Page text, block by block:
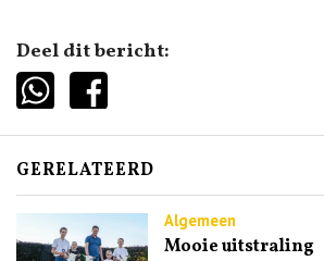
Deel dit bericht:
GERELATEERD
Algemeen
Mooie uitstraling